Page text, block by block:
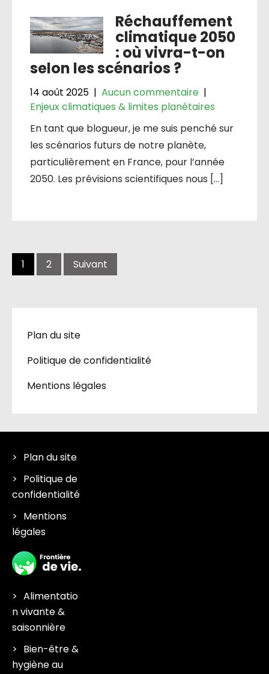
Réchauffement
climatique 2050
: où vivra-t-on
selon les scénarios ?
14 août 2025 | Aucun commentaire |
Enjeux climatiques & limites planétaires
En tant que blogueur, je me suis penché sur
les scénarios futurs de notre planète,
particulièrement en France, pour l’année
2050. Les prévisions scientifiques nous […]
1 2 Suivant
Plan du site
Politique de confidentialité
Mentions légales
Plan du site
Politique de
confidentialité
Mentions
légales
Alimentatio
n vivante &
saisonnière
Bien-être &
hygiène au